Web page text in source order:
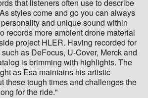
that listeners often use to describe
styles come and go you can always
and unique sound within
records more ambient drone material
project HLER. Having recorded for
as DeFocus, U-Cover, Merck and
is brimming with highlights. The
as Esa maintains his artistic
these tough times and challenges the
for the ride."